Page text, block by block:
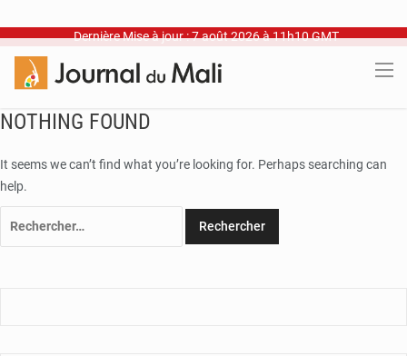
Dernière Mise à jour : 7 août 2026 à 11h10 GMT
NOTHING FOUND
It seems we can’t find what you’re looking for. Perhaps searching can
help.